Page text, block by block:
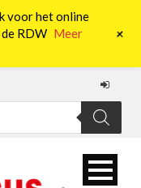
voor het online
RDW Meer
+